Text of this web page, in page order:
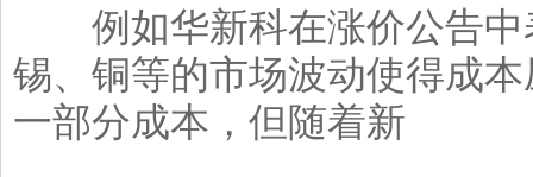
例如华新科在涨价公告中
锡、铜等的市场波动使得成
一部分成本，但随着新